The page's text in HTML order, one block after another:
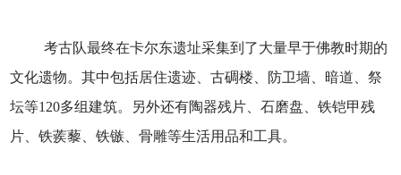
考古队最终在卡尔东遗址采集到了大量早于佛教时期的
文化遗物。其中包括居住遗迹、古碉楼、防卫墙、暗道、祭
坛等120多组建筑。另外还有陶器残片、石磨盘、铁铠甲残
片、铁蒺藜、铁镞、骨雕等生活用品和工具。